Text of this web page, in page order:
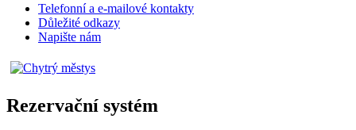
Telefonní a e-mailové kontakty
Důležité odkazy
Napište nám
Rezervační systém